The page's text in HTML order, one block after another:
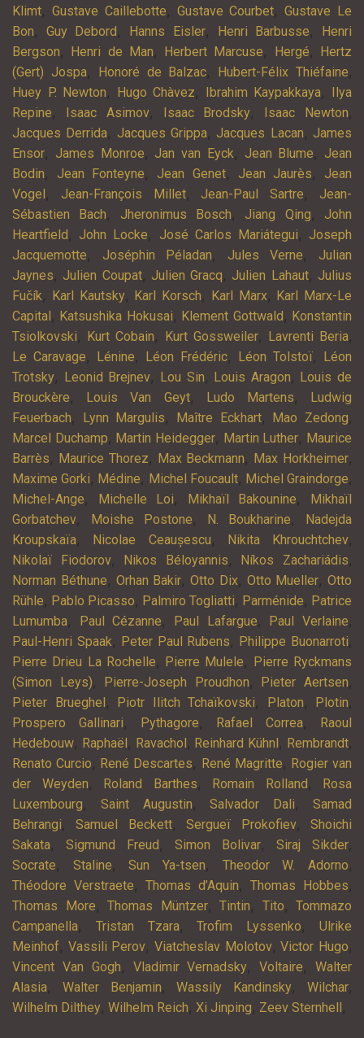
Klimt, Gustave Caillebotte, Gustave Courbet,Gustave Le
Bon, Guy Debord, Hanns Eisler, Henri Barbusse, Henri
Bergson, Henri de Man, Herbert Marcuse, Hergé, Hertz
(Gert) Jospa, Honoré de Balzac, Hubert-Félix Thiéfaine,
Huey P. Newton, Hugo Chàvez, Ibrahim Kaypakkaya, Ilya
Repine, Isaac Asimov, Isaac Brodsky, Isaac Newton,
Jacques Derrida, Jacques Grippa, Jacques Lacan, James
Ensor, James Monroe, Jan van Eyck, Jean Blume, Jean
Bodin, Jean Fonteyne, Jean Genet, Jean Jaurès, Jean
Vogel, Jean-François Millet, Jean-Paul Sartre, Jean-
Sébastien Bach, Jheronimus Bosch, Jiang Qing, John
Heartfield, John Locke, José Carlos Mariátegui, Joseph
Jacquemotte, Joséphin Péladan, Jules Verne, Julian
Jaynes, Julien Coupat, Julien Gracq, Julien Lahaut, Julius
Fučík, Karl Kautsky, Karl Korsch, Karl Marx, Karl Marx-Le
Capital, Katsushika Hokusai, Klement Gottwald, Konstantin
Tsiolkovski, Kurt Cobain, Kurt Gossweiler, Lavrenti Beria,
Le Caravage, Lénine, Léon Frédéric, Léon Tolstoï, Léon
Trotsky, Leonid Brejnev, Lou Sin, Louis Aragon, Louis de
Brouckère, Louis Van Geyt, Ludo Martens, Ludwig
Feuerbach, Lynn Margulis, Maître Eckhart, Mao Zedong,
Marcel Duchamp, Martin Heidegger, Martin Luther, Maurice
Barrès, Maurice Thorez, Max Beckmann, Max Horkheimer,
Maxime Gorki, Médine, Michel Foucault, Michel Graindorge,
Michel-Ange, Michelle Loi, Mikhaïl Bakounine, Mikhaïl
Gorbatchev, Moishe Postone, N. Boukharine, Nadejda
Kroupskaïa, Nicolae Ceaușescu, Nikita Khrouchtchev,
Nikolaï Fiodorov, Nikos Béloyannis, Níkos Zachariádis,
Norman Béthune, Orhan Bakir, Otto Dix, Otto Mueller, Otto
Rühle, Pablo Picasso, Palmiro Togliatti, Parménide, Patrice
Lumumba, Paul Cézanne, Paul Lafargue, Paul Verlaine,
Paul-Henri Spaak, Peter Paul Rubens, Philippe Buonarroti,
Pierre Drieu La Rochelle, Pierre Mulele, Pierre Ryckmans
(Simon Leys), Pierre-Joseph Proudhon, Pieter Aertsen,
Pieter Brueghel, Piotr Ilitch Tchaïkovski, Platon, Plotin,
Prospero Gallinari, Pythagore, Rafael Correa, Raoul
Hedebouw, Raphaël, Ravachol, Reinhard Kühnl, Rembrandt,
Renato Curcio, René Descartes, René Magritte, Rogier van
der Weyden, Roland Barthes, Romain Rolland, Rosa
Luxembourg, Saint Augustin,Salvador Dali,Samad
Behrangi,Samuel Beckett,Sergueï Prokofiev,Shoichi
Sakata, Sigmund Freud, Simon Bolivar, Siraj Sikder,
Socrate, Staline,Sun Ya-tsen, Theodor W. Adorno,
Théodore Verstraete, Thomas d’Aquin, Thomas Hobbes,
Thomas More, Thomas Müntzer, Tintin, Tito, Tommazo
Campanella, Tristan Tzara,Trofim Lyssenko,Ulrike
Meinhof, Vassili Perov,Viatcheslav Molotov,Victor Hugo,
Vincent Van Gogh, Vladimir Vernadsky,Voltaire,Walter
Alasia, Walter Benjamin,Wassily Kandinsky,Wilchar,
Wilhelm Dilthey, Wilhelm Reich, Xi Jinping, Zeev Sternhell,